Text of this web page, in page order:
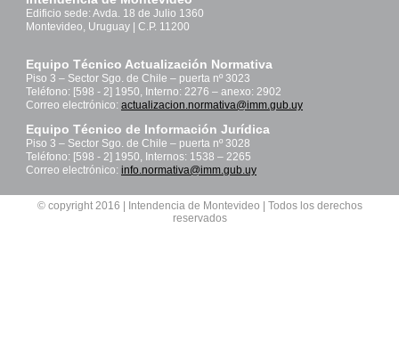
Edificio sede: Avda. 18 de Julio 1360
Montevideo, Uruguay | C.P. 11200
Equipo Técnico Actualización Normativa
Piso 3 – Sector Sgo. de Chile – puerta nº 3023
Teléfono: [598 - 2] 1950, Interno: 2276 – anexo: 2902
Correo electrónico: actualizacion.normativa@imm.gub.uy
Equipo Técnico de Información Jurídica
Piso 3 – Sector Sgo. de Chile – puerta nº 3028
Teléfono: [598 - 2] 1950, Internos: 1538 – 2265
Correo electrónico: info.normativa@imm.gub.uy
© copyright 2016 | Intendencia de Montevideo | Todos los derechos
reservados